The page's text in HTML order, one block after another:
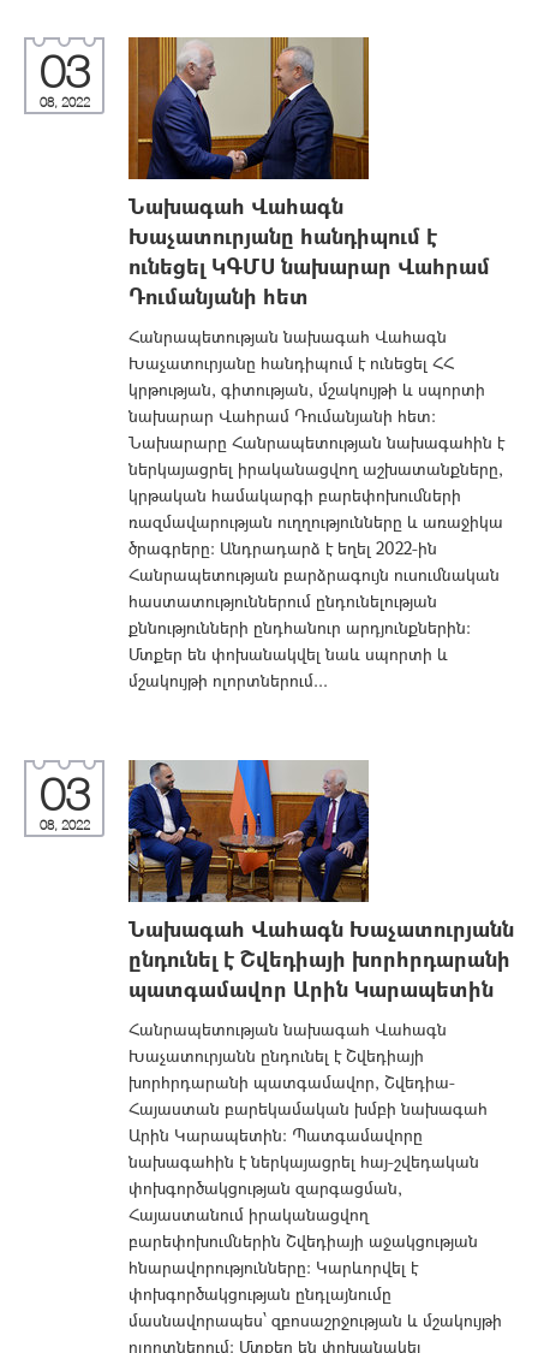
03
08, 2022
Նախագահ Վահագն
Խաչատուրյանը հանդիպում է
ունեցել ԿԳՄՍ նախարար Վահրամ
Դումանյանի հետ
Հանրապետության նախագահ Վահագն
Խաչատուրյանը հանդիպում է ունեցել ՀՀ
կրթության, գիտության, մշակույթի և սպորտի
նախարար Վահրամ Դումանյանի հետ:
Նախարարը Հանրապետության նախագահին է
ներկայացրել իրականացվող աշխատանքները,
կրթական համակարգի բարեփոխումների
ռազմավարության ուղղությունները և առաջիկա
ծրագրերը: Անդրադարձ է եղել 2022-ին
Հանրապետության բարձրագույն ուսումնական
հաստատություններում ընդունելության
քննությունների ընդհանուր արդյունքներին:
Մտքեր են փոխանակվել նաև սպորտի և
մշակույթի ոլորտներում...
03
08, 2022
Նախագահ Վահագն Խաչատուրյանն
ընդունել է Շվեդիայի խորհրդարանի
պատգամավոր Արին Կարապետին
Հանրապետության նախագահ Վահագն
Խաչատուրյանն ընդունել է Շվեդիայի
խորհրդարանի պատգամավոր, Շվեդիա-
Հայաստան բարեկամական խմբի նախագահ
Արին Կարապետին: Պատգամավորը
նախագահին է ներկայացրել հայ-շվեդական
փոխգործակցության զարգացման,
Հայաստանում իրականացվող
բարեփոխումներին Շվեդիայի աջակցության
հնարավորությունները: Կարևորվել է
փոխգործակցության ընդլայնումը
մասնավորապես՝ զբոսաշրջության և մշակույթի
ոլորտներում: Մտքեր են փոխանակել